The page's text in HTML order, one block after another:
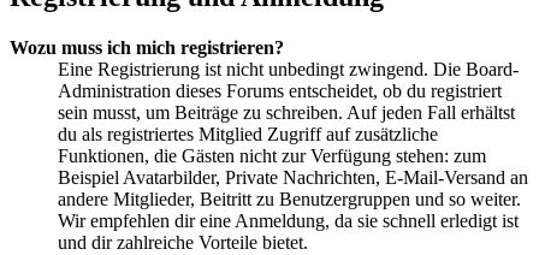
Wozu muss ich mich registrieren?
Eine Registrierung ist nicht unbedingt zwingend. Die Board-
Administration dieses Forums entscheidet, ob du registriert
sein musst, um Beiträge zu schreiben. Auf jeden Fall erhältst
du als registriertes Mitglied Zugriff auf zusätzliche
Funktionen, die Gästen nicht zur Verfügung stehen: zum
Beispiel Avatarbilder, Private Nachrichten, E-Mail-Versand an
andere Mitglieder, Beitritt zu Benutzergruppen und so weiter.
Wir empfehlen dir eine Anmeldung, da sie schnell erledigt ist
und dir zahlreiche Vorteile bietet.